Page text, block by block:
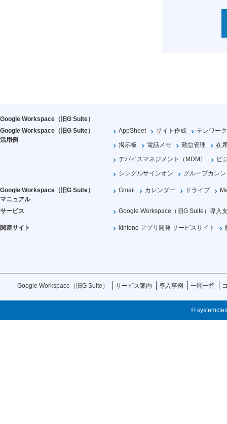
Google Workspace（旧G Suite）
Google Workspace（旧G Suite）
活用例
AppSheet サイト作成
テレワーク
掲示板
電話メモ 勤怠管理
在
デバイスマネジメント（MDM）
ビ
シングルサインオン
グループカレ
Google Workspace（旧G Suite）
マニュアル
Gmail カレンダー ドライブ
サービス Google Workspace（旧G Suite）導入
関連サイト kintone アプリ開発 サービスサイト
Google Workspace（旧G Suite） サービス案内 導入事例 一問一答
©